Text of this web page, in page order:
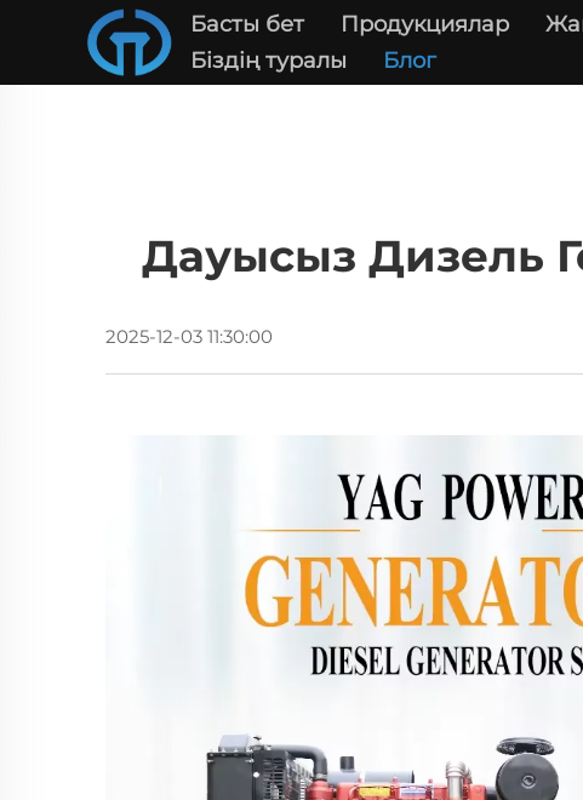
Басты бет Продукциялар
Біздің туралы
Блог
Дауысыз Дизель
2025-12-03 11:30:00